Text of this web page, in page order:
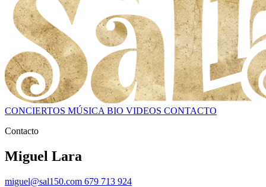
CONCIERTOS MÚSICA BIO VIDEOS CONTACTO
Contacto
Miguel Lara
miguel@sal150.com 679 713 924